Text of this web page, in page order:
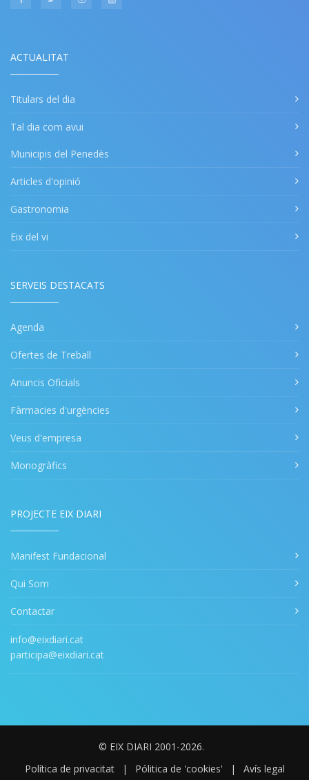
ACTUALITAT
Titulars del dia
Tal dia com avui
Municipis del Penedès
Articles d'opinió
Gastronomia
Eix del vi
SERVEIS DESTACATS
Agenda
Ofertes de Treball
Anuncis Oficials
Fàrmacies d'urgències
Veus d'empresa
Monogràfics
PROJECTE EIX DIARI
Manifest Fundacional
Qui Som
Contactar
info@eixdiari.cat
participa@eixdiari.cat
© EIX DIARI 2001-2026.
Política de privacitat
| Pólitica de 'cookies' | Avís legal